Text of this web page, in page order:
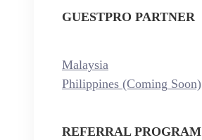
GUESTPRO PARTNER
Malaysia
Philippines (Coming Soon)
REFERRAL PROGRAM